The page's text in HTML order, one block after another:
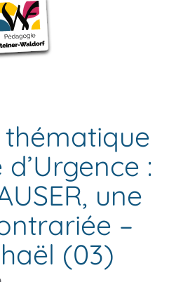
:
une
–
(03)